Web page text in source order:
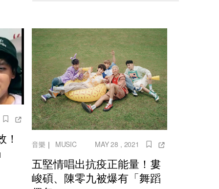
！
音樂 ｜ MUSIC MAY 28 , 2021
五堅情唱出抗疫正能量！婁
峻碩、陳零九被爆有「舞蹈